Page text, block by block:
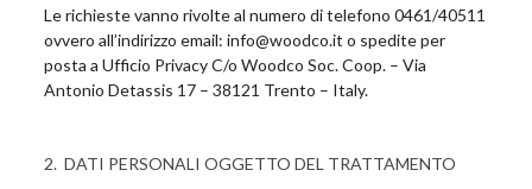
Le richieste vanno rivolte al numero di telefono 0461/40511
ovvero all’indirizzo email: info@woodco.it o spedite per
posta a Ufficio Privacy C/o Woodco Soc. Coop. – Via
Antonio Detassis 17 – 38121 Trento – Italy.
2. DATI PERSONALI OGGETTO DEL TRATTAMENTO